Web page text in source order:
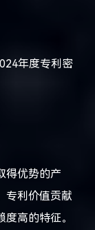
年度专利密
得优势的产
专利价值贡献
高的特征。